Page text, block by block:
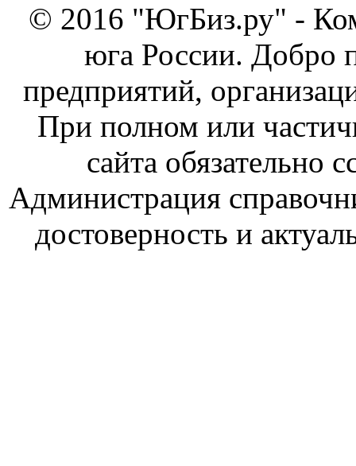
© 2016 "ЮгБиз.ру" -
юга России. Добро
предприятий,
При полном или
сайта обязательно
Администрация
достоверность и